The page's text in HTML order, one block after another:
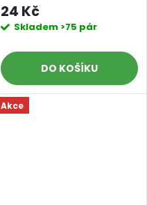
24 Kč
Skladem >75 pár
DO KOŠÍKU
Akce